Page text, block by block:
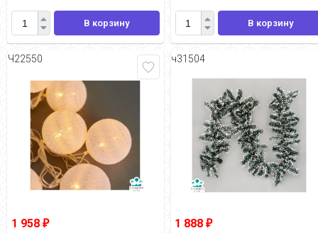
В корзину В корзину
Ч22550
1 958 ₽
ч31504
1 888₽